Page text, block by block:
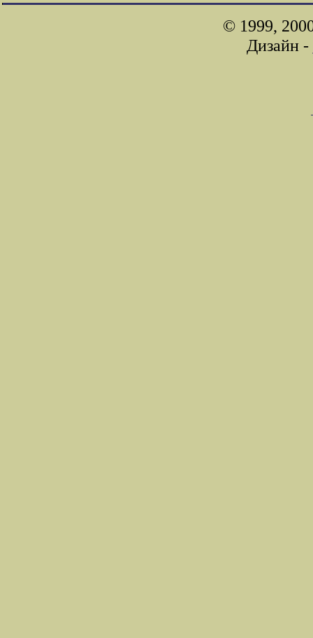
© 1999,
Дизайн -